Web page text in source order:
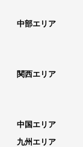
中部エリア
関西エリア
中国エリア
九州エリア